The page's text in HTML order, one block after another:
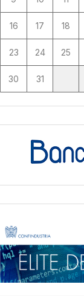
16 17 18
23 24 25
30 31